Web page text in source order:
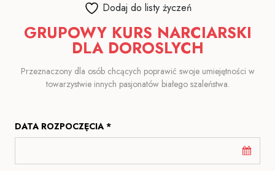
Dodaj do listy życzeń
GRUPOWY KURS NARCIARSKI
DLA DOROSLYCH
Przeznaczony dla osób chcących poprawić swoje umiejętności w
towarzystwie innych pasjonatów białego szaleństwa.
DATA ROZPOCZĘCIA *